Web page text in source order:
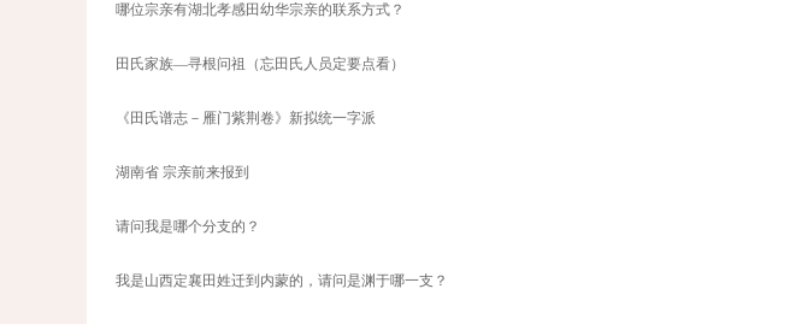
哪位宗亲有湖北孝感田幼华宗亲的联系方式？
田氏家族—寻根问祖（忘田氏人员定要点看）
《田氏谱志－雁门紫荆卷》新拟统一字派
湖南省 宗亲前来报到
请问我是哪个分支的？
我是山西定襄田姓迁到内蒙的，请问是渊于哪一支？